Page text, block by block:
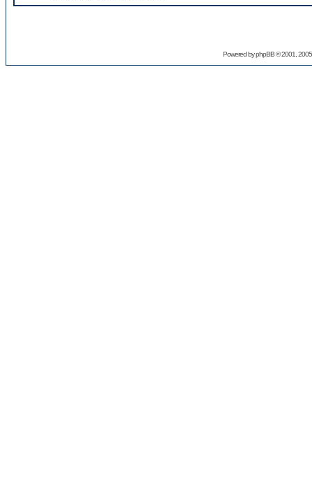
Powered byphpBB© 2001,